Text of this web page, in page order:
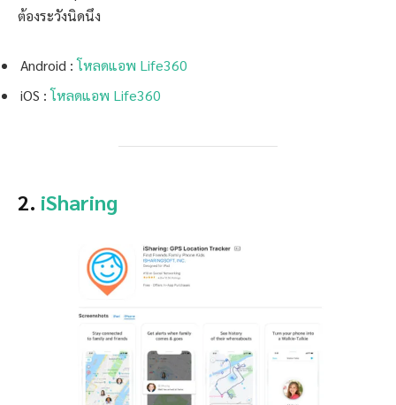
ต้องระวังนิดนึง
Android :โหลดแอพ Life360
iOS :โหลดแอพ Life360
2. iSharing